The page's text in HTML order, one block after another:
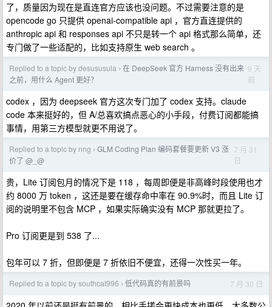
了，质量因为现在是直连官方应该也没问题。不过需要注意的是
opencode go 只提供 openai-compatible api ，官方直连提供的
anthropic api 和 responses api 不只是转一个 api 格式那么简单，还
专门做了一些适配的，比如支持原生 web search 。
Replied to a topic by desususula › 在 DeepSeek 官方 Harness 没有出来
之前，用什么 Agent 更好？
9 天
前
codex ，因为 deepseek 官方这次专门加了 codex 支持。claude
code 本来挺好的，但 A/总喜欢搞点恶心的小手段，付费订阅都能搞
事情，用第三方模型就更不用说了。
Replied to a topic by nng › GLM Coding Plan 编码套餐要更新 V3 涨
价了 @_@
7 月 31
日
贵，Lite 订阅包月的情况下是 118 ，每周即便是非高峰时段使用也才
约 8000 万 token ，这还是要在缓存命中率在 90.9%时，而且 Lite 订
阅的说明里不包含 MCP ，如果实际确实没有 MCP 那就更拉了。
Pro 订阅更是到 538 了...
包年可以 7 折，但即便是 7 折依旧不便宜，还得一次性买一年。
Replied to a topic by southcat996 › 低代码真的有前景吗 7 月 30 日